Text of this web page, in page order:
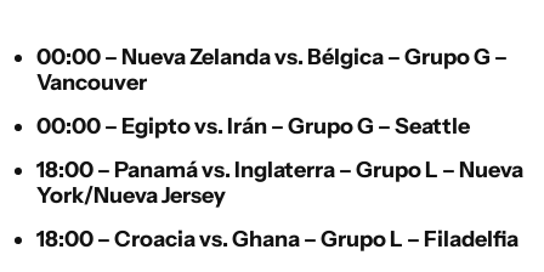
00:00 – Nueva Zelandavs. Bélgica– Grupo G –
Vancouver
00:00 – Egiptovs. Irán– Grupo G – Seattle
18:00 – Panamávs. Inglaterra– Grupo L – Nueva
York/Nueva Jersey
18:00 –Croaciavs.Ghana– Grupo L – Filadelfia